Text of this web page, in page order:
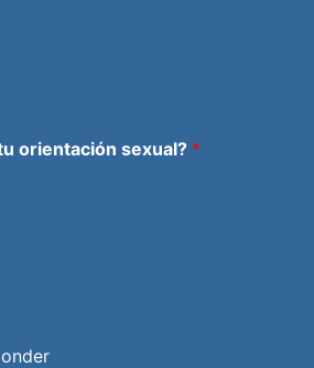
orientación sexual? *